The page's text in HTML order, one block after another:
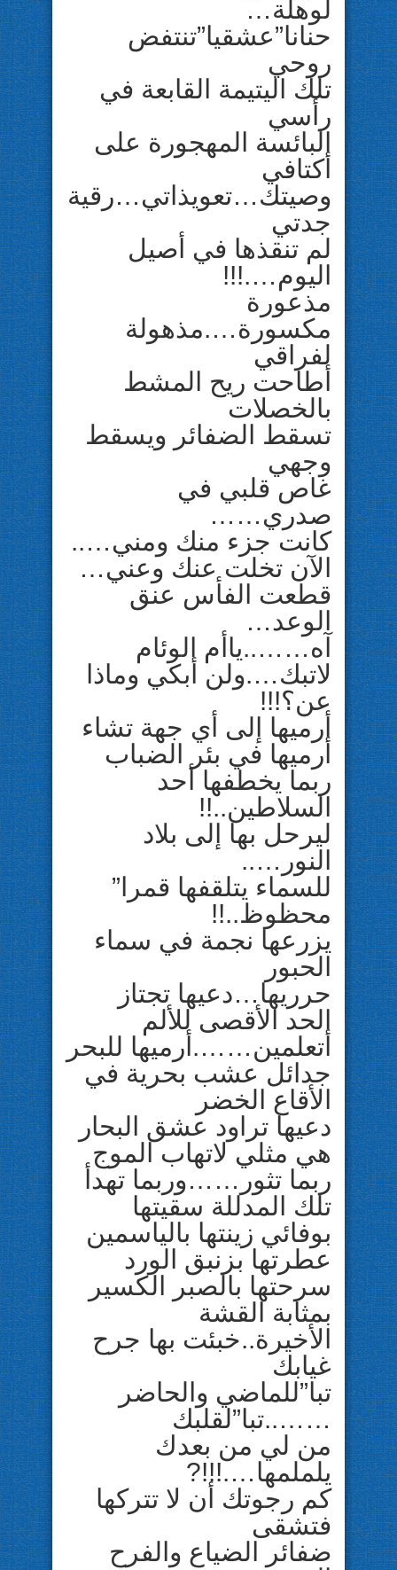
لوهلة…
حنانا”عشقيا”تنتفض
روحي
تلك اليتيمة القابعة في
رأسي
البائسة المهجورة على
أكتافي
وصيتك…تعويذاتي…رقية
جدتي
لم تنقذها في أصيل
اليوم….!!!
مذعورة
مكسورة….مذهولة
لفراقي
أطاحت ريح المشط
بالخصلات
تسقط الضفائر ويسقط
وجهي
غاص قلبي في
صدري……
كانت جزء منك ومني…..
الآن تخلت عنك وعني…
قطعت الفأس عنق
الوعد…
آه……..ياأم الوئام
لاتبك….ولن أبكي وماذا
عن؟!!!
أرميها إلى أي جهة تشاء
أرميها في بئر الضباب
ربما يخطفها أحد
السلاطين..!!
ليرحل بها إلى بلاد
النور…..
للسماء يتلقفها قمرا”
محظوظ..!!
يزرعها نجمة في سماء
الحبور
حرريها…دعيها تجتاز
الحد الأقصى للألم
أتعلمين…….أرميها للبحر
جدائل عشب بحرية في
الأقاع الخضر
دعيها تراود عشق البحار
هي مثلي لاتهاب الموج
ربما تثور……وربما تهدأ
تلك المدللة سقيتها
بوفائي زينتها بالياسمين
عطرتها بزنبق الورد
سرحتها بالصبر الكسير
بمثابة القشة
الأخيرة..خبئت بها جرح
غيابك
تبا”للماضي والحاضر
……..تبا”لقلبك
من لي من بعدك
يلملمها….!!!?
كم رجوتك أن لا تتركها
فتشقى
ضفائر الضياع والفرح